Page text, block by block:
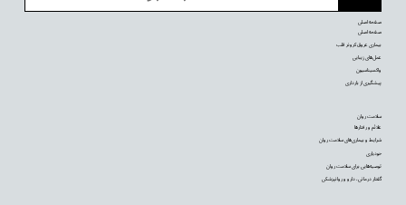
سلامت روان
علائم و رفتارها
شرایط و بیماری‌های سلامت روان
خودیاری
توصیه‌‌هایی برای سلامت روان
گفتار درمانی، دارو و روانپزشکی
صفحه اصلی
صفحه اصلی
بیماری عروق کرونر قلب
عمل‌های زیبایی
واکسیناسیون
پیشگیری از بارداری